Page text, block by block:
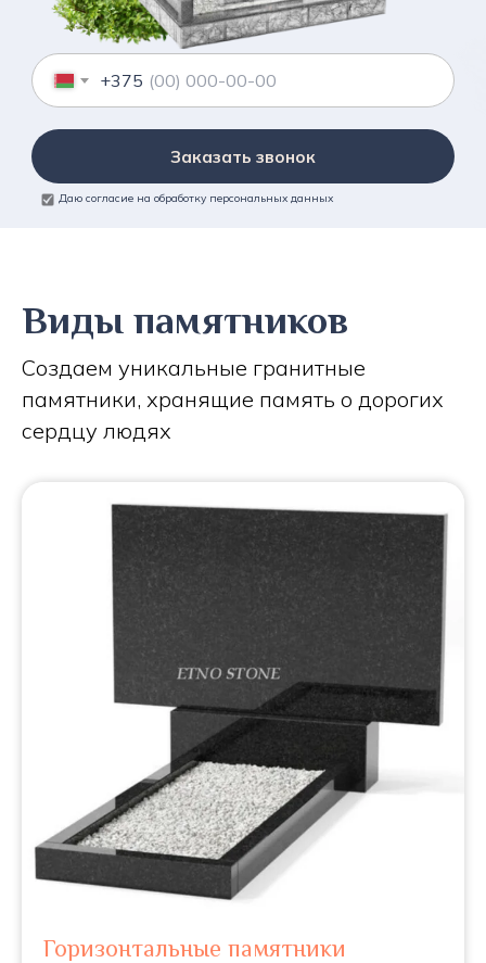
+375
Заказать звонок
Даю согласие на обработку персональных данных
Виды памятников
Создаем уникальные гранитные
памятники, хранящие память о дорогих
сердцу людях
Горизонтальные памятники